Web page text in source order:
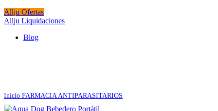
Allju Ofertas
Allju Liquidaciones
Blog
Inicio FARMACIA ANTIPARASITARIOS